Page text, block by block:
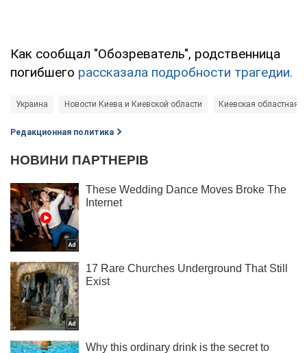
Как сообщал "Обозреватель", родственница
погибшего рассказала подробности трагедии.
Украина Новости Киева и Киевской области Киевская областная
Редакционная политика